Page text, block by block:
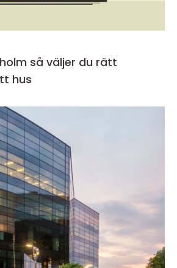
du rätt
hus